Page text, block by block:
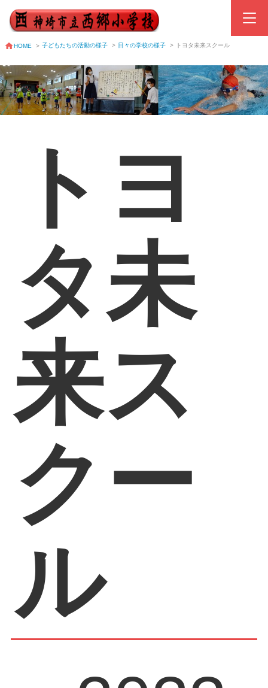
HOME > 子どもたちの活動の様子 > 日々の学校の様子 > トヨタ未来スクール
トヨ
タ未
来ス
クー
ル